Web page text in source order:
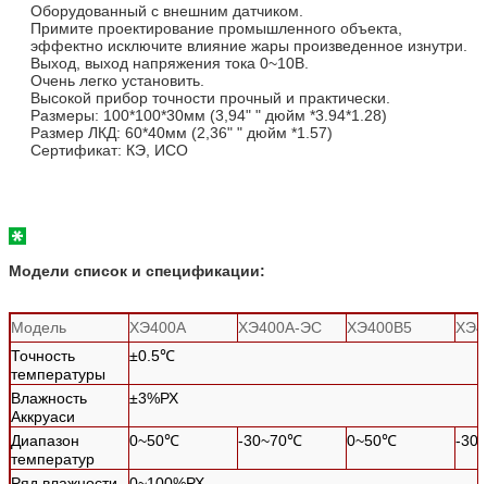
Оборудованный с внешним датчиком.
Примите проектирование промышленного объекта,
эффектно исключите влияние жары произведенное изнутри.
Выход, выход напряжения тока 0~10В.
Очень легко установить.
Высокой прибор точности прочный и практически.
Размеры: 100*100*30мм (3,94" " дюйм *3.94*1.28)
Размер ЛКД: 60*40мм (2,36" " дюйм *1.57)
Сертификат: КЭ, ИСО
Модели список и спецификации:
Модель ХЭ400А ХЭ400А-ЭС ХЭ400В5
Точность
температуры
±0.5℃
Влажность
Аккруаси
±3%РХ
Диапазон
температур
0~50℃ -30~70℃ 0~50℃ -